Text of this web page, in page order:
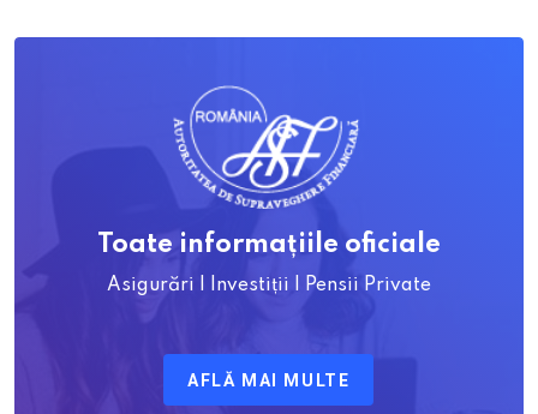
Toate informațiile oficiale
Asigurări | Investiții | Pensii Private
AFLĂ MAI MULTE